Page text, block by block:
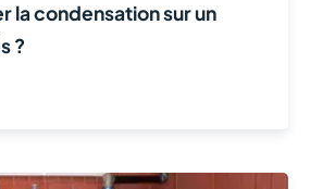
la condensation sur un
?